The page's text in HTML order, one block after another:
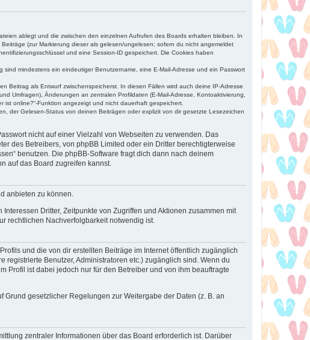
ablegt und die zwischen den einzelnen Aufrufen des Boards erhalten bleiben. In
(zur Markierung dieser als gelesen/ungelesen; sofern du nicht angemeldet
und eine Session-ID gespeichert. Die Cookies haben
mindestens ein eindeutiger Benutzername, eine E-Mail-Adresse und ein Passwort
Beitrag als Entwurf zwischenspeicherst. In diesen Fällen wird auch deine IP-Adresse
Umfragen), Änderungen an zentralen Profildaten (E-Mail-Adresse, Kontoaktivierung,
ist online?“-Funktion angezeigt und nicht dauerhaft gespeichert.
der Gelesen-Status von deinen Beiträgen oder explizit von dir gesetzte Lesezeichen
nicht auf einer Vielzahl von Webseiten zu verwenden. Das
des Betreibers, von phpBB Limited oder ein Dritter berechtigterweise
benutzen. Die phpBB-Software fragt dich dann nach deinem
auf das Board zugreifen kannst.
anbieten zu können.
Dritter, Zeitpunkte von Zugriffen und Aktionen zusammen mit
rechtlichen Nachverfolgbarkeit notwendig ist.
und die von dir erstellten Beiträge im Internet öffentlich zugänglich
Benutzer, Administratoren etc.) zugänglich sind. Wenn du
Profil ist dabei jedoch nur für den Betreiber und von ihm beauftragte
gesetzlicher Regelungen zur Weitergabe der Daten (z. B. an
zentraler Informationen über das Board erforderlich ist. Darüber